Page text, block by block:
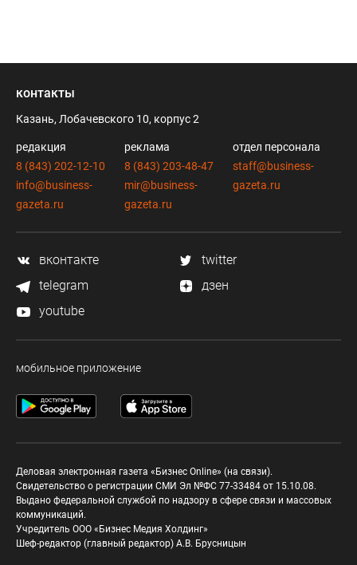
контакты
Казань, Лобачевского 10, корпус 2
редакция
8 (843) 202-12-10
info@business-
gazeta.ru
реклама
8 (843) 203-48-47
mir@business-
gazeta.ru
отдел персонала
staff@business-
gazeta.ru
вконтакте
twitter
telegram
дзен
youtube
мобильное приложение
Деловая электронная газета «Бизнес Online» (на связи).
Свидетельство о регистрации СМИ Эл №ФС 77-33484 от 15.10.08.
Выдано федеральной службой по надзору в сфере связи и массовых
коммуникаций.
Учредитель ООО «Бизнес Медия Холдинг»
Шеф-редактор (главный редактор) А.В. Брусницын